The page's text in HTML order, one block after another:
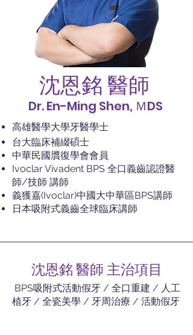
Dr. En-Ming Shen, ＭDS
沈恩銘 醫師
高雄醫學大學牙醫學士
台大臨床補綴碩士
中華民國贋復學會會員
Ivoclar Vivadent BPS 全口義齒認證醫
師/技師 講師
義獲嘉(Ivoclar)中國大中華區BPS講師
日本吸附式義齒全球臨床講師
沈恩銘 醫師 主治項目
​ BPS吸附式活動假牙 / 全口重建 / 人工
植牙 / 全瓷美學 / 牙周治療 / 活動假牙